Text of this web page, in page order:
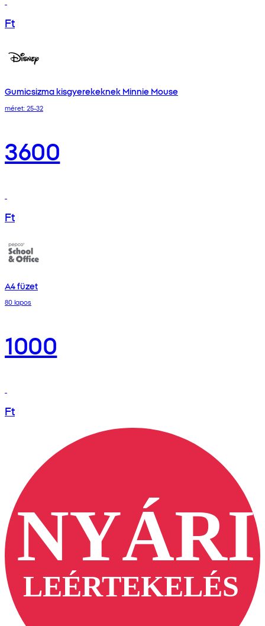
Ft
Gumicsizma kisgyerekeknek Minnie Mouse
méret: 25-32
3600
Ft
A4 füzet
80 lapos
1000
Ft